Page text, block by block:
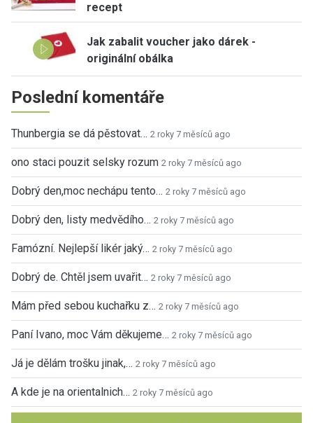
recept
Jak zabalit voucher jako dárek -
originální obálka
Poslední komentáře
Thunbergia se dá pěstovat… 2 roky 7 měsíců ago
ono staci pouzit selsky rozum 2 roky 7 měsíců ago
Dobrý den,moc nechápu tento… 2 roky 7 měsíců ago
Dobrý den, listy medvědího… 2 roky 7 měsíců ago
Famózní. Nejlepší likér jaký… 2 roky 7 měsíců ago
Dobrý de. Chtěl jsem uvařit… 2 roky 7 měsíců ago
Mám před sebou kuchařku z… 2 roky 7 měsíců ago
Paní Ivano, moc Vám děkujeme… 2 roky 7 měsíců ago
Já je dělám trošku jinak,… 2 roky 7 měsíců ago
A kde je na orientalnich… 2 roky 7 měsíců ago